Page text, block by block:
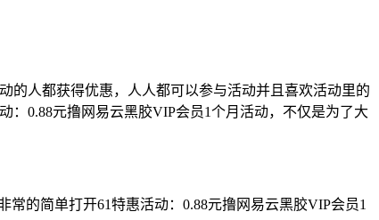
的人都获得优惠，人人都可以参与活动并且喜欢活动里的
：0.88元撸网易云黑胶VIP会员1个月活动，不仅是为了大
的简单打开61特惠活动：0.88元撸网易云黑胶VIP会员1